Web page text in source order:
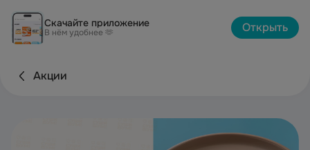
Скачайте приложение
В нём удобнее 🫶 Открыть
Акции